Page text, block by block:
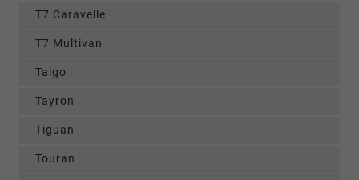
T7 Caravelle
T7 Multivan
Taigo
Tayron
Tiguan
Touran